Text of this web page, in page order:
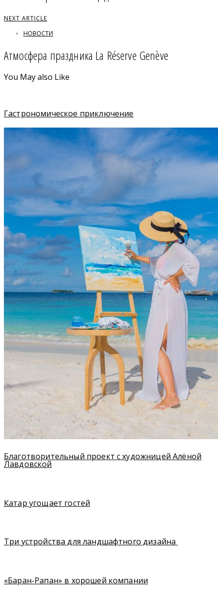
NEXT ARTICLE
НОВОСТИ
Атмосфера праздника La Réserve Genève
You May also Like
Гастрономическое приключение
Благотворительный проект с художницей Алёной
Лавдовской
Катар угощает гостей
Три устройства для ландшафтного дизайна
«Баран-Рапан» в хорошей компании